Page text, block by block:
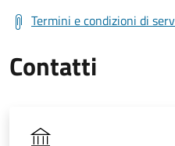
Termini e condizioni di
Contatti